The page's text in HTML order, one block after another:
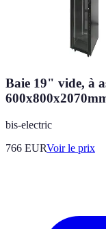
Baie 19" vide, à
bis-electric
766 EURVoir le prix